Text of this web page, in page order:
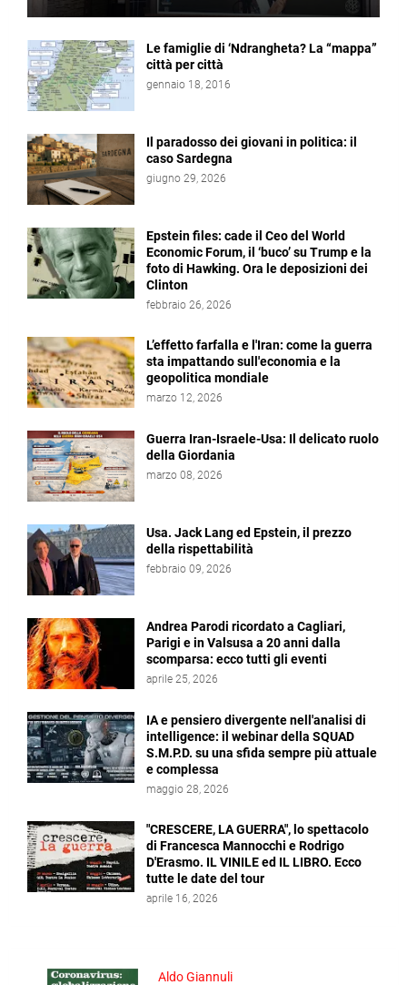
Le famiglie di ‘Ndrangheta? La “mappa”
città per città
gennaio 18, 2016
Il paradosso dei giovani in politica: il
caso Sardegna
giugno 29, 2026
Epstein files: cade il Ceo del World
Economic Forum, il ‘buco’ su Trump e la
foto di Hawking. Ora le deposizioni dei
Clinton
febbraio 26, 2026
L’effetto farfalla e l'Iran: come la guerra
sta impattando sull'economia e la
geopolitica mondiale
marzo 12, 2026
Guerra Iran-Israele-Usa: Il delicato ruolo
della Giordania
marzo 08, 2026
Usa. Jack Lang ed Epstein, il prezzo
della rispettabilità
febbraio 09, 2026
Andrea Parodi ricordato a Cagliari,
Parigi e in Valsusa a 20 anni dalla
scomparsa: ecco tutti gli eventi
aprile 25, 2026
IA e pensiero divergente nell'analisi di
intelligence: il webinar della SQUAD
S.M.P.D. su una sfida sempre più attuale
e complessa
maggio 28, 2026
"CRESCERE, LA GUERRA", lo spettacolo
di Francesca Mannocchi e Rodrigo
D'Erasmo. IL VINILE ed IL LIBRO. Ecco
tutte le date del tour
aprile 16, 2026
Aldo Giannuli